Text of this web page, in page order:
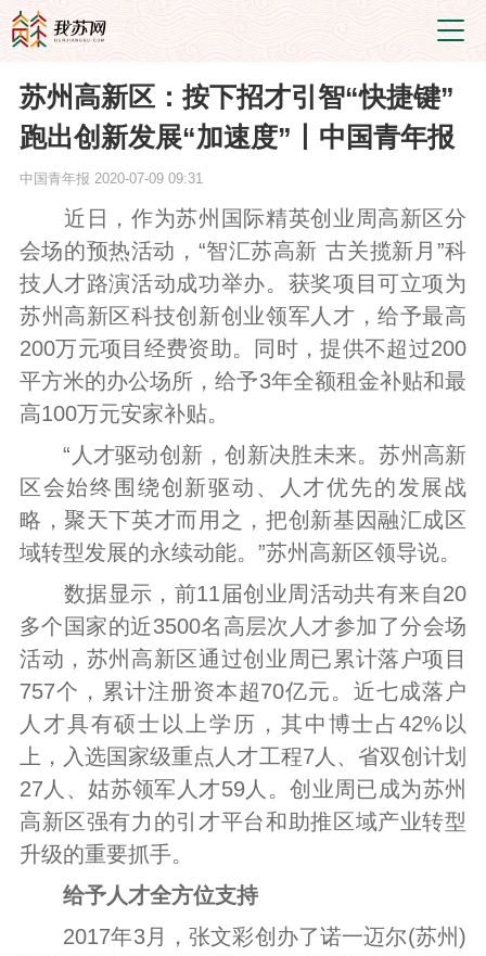
苏州高新区：按下招才引智“快捷键”
跑出创新发展“加速度”丨中国青年报
中国青年报 2020-07-09 09:31
近日，作为苏州国际精英创业周高新区分
会场的预热活动，“智汇苏高新 古关揽新月”科
技人才路演活动成功举办。获奖项目可立项为
苏州高新区科技创新创业领军人才，给予最高
200万元项目经费资助。同时，提供不超过200
平方米的办公场所，给予3年全额租金补贴和最
高100万元安家补贴。
“人才驱动创新，创新决胜未来。苏州高新
区会始终围绕创新驱动、人才优先的发展战
略，聚天下英才而用之，把创新基因融汇成区
域转型发展的永续动能。”苏州高新区领导说。
数据显示，前11届创业周活动共有来自20
多个国家的近3500名高层次人才参加了分会场
活动，苏州高新区通过创业周已累计落户项目
757个，累计注册资本超70亿元。近七成落户
人才具有硕士以上学历，其中博士占42%以
上，入选国家级重点人才工程7人、省双创计划
27人、姑苏领军人才59人。创业周已成为苏州
高新区强有力的引才平台和助推区域产业转型
升级的重要抓手。
给予人才全方位支持
2017年3月，张文彩创办了诺一迈尔(苏州)